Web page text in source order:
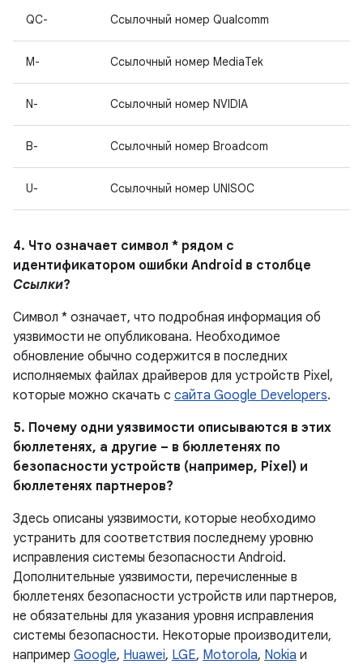
QC- Ссылочный номер Qualcomm
M- Ссылочный номер MediaTek
N- Ссылочный номер NVIDIA
B- Ссылочный номер Broadcom
U- Ссылочный номер UNISOC
4. Что означает символ * рядом с
идентификатором ошибки Android в столбце
Ссылки?
Символ * означает, что подробная информация об
уязвимости не опубликована. Необходимое
обновление обычно содержится в последних
исполняемых файлах драйверов для устройств Pixel,
которые можно скачать с сайта Google Developers.
5. Почему одни уязвимости описываются в этих
бюллетенях, а другие – в бюллетенях по
безопасности устройств (например, Pixel) и
бюллетенях партнеров?
Здесь описаны уязвимости, которые необходимо
устранить для соответствия последнему уровню
исправления системы безопасности Android.
Дополнительные уязвимости, перечисленные в
бюллетенях безопасности устройств или партнеров,
не обязательны для указания уровня исправления
системы безопасности. Некоторые производители,
например Google, Huawei, LGE, Motorola, Nokia и